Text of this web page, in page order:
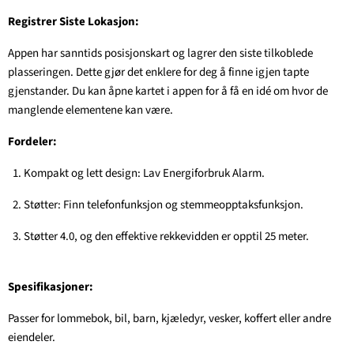
Registrer Siste Lokasjon:
Appen har sanntids posisjonskart og lagrer den siste tilkoblede
plasseringen. Dette gjør det enklere for deg å finne igjen tapte
gjenstander. Du kan åpne kartet i appen for å få en idé om hvor de
manglende elementene kan være.
Fordeler:
Kompakt og lett design: Lav Energiforbruk Alarm.
Støtter: Finn telefonfunksjon og stemmeopptaksfunksjon.
Støtter 4.0, og den effektive rekkevidden er opptil 25 meter.
Spesifikasjoner:
Passer for lommebok, bil, barn, kjæledyr, vesker, koffert eller andre
eiendeler.